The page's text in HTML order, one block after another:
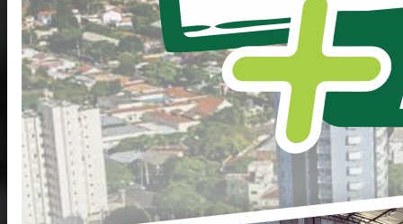
Secretaria de Turismo -
SETUR